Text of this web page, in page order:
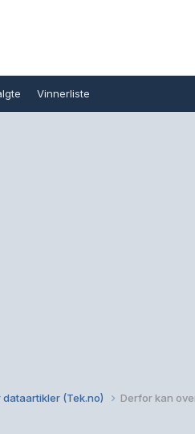
Vinnerliste
dataartikler (Tek.no)